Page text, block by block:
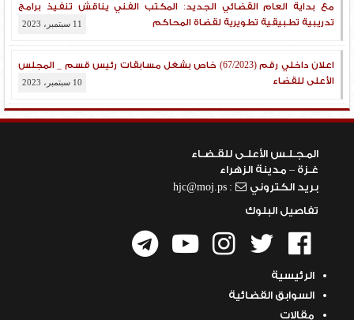
مع بداية العام القضائي الجديد: المكتب الفني يناقش تنفيذ برامج
تدريبية تطبيقية تطويرية لقضاة المحاكم
11 سبتمبر، 2023
اعلان داخلي رقم (67/2023) خاص بشغل مسابقات رئيس قسم _ المجلس
الأعلى للقضاء
10 سبتمبر، 2023
المـجـلـس الأعلـى للقـضـاء
غـزة – مدينة الزهراء
بريد الكتروني
: hjc@moj.ps
تفاصيل البلوك
الرئيسية
السوابق القضائية
مقالات